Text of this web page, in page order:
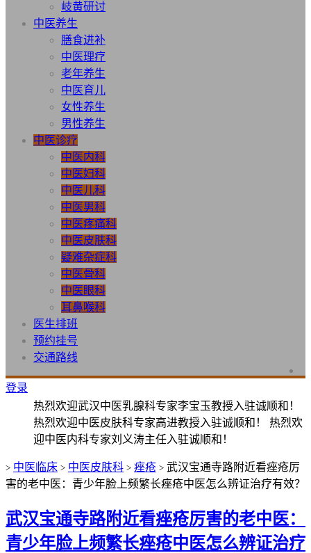
岐黄研讨
中医养生
膳食进补
中医理疗
老年养生
中医育儿
女性养生
男性养生
中医诊疗
中医内科
中医妇科
中医儿科
中医男科
中医疼痛科
中医皮肤科
疑难杂症科
中医骨科
中医眼科
耳鼻喉科
医生排班
预约挂号
交通路线
登录
热烈欢迎武汉中医乳腺科专家李宝玉教授入驻诚顺和！
热烈欢迎中医皮肤科专家高进教授入驻诚顺和！ 热烈欢
迎中医内科专家刘义涛主任入驻诚顺和！
> 中医临床 > 中医皮肤科 > 痤疮 > 武汉宝通寺路附近看痤疮厉
害的老中医：青少年脸上频繁长痤疮中医怎么辨证治疗有效？
武汉宝通寺路附近看痤疮厉害的老中医：
青少年脸上频繁长痤疮中医怎么辨证治疗